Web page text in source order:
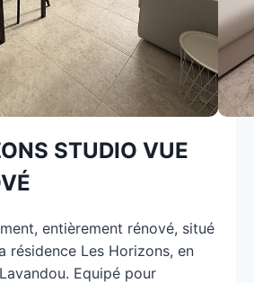
STUDIO VUE
entièrement rénové, situé
résidence Les Horizons, en
Equipé pour